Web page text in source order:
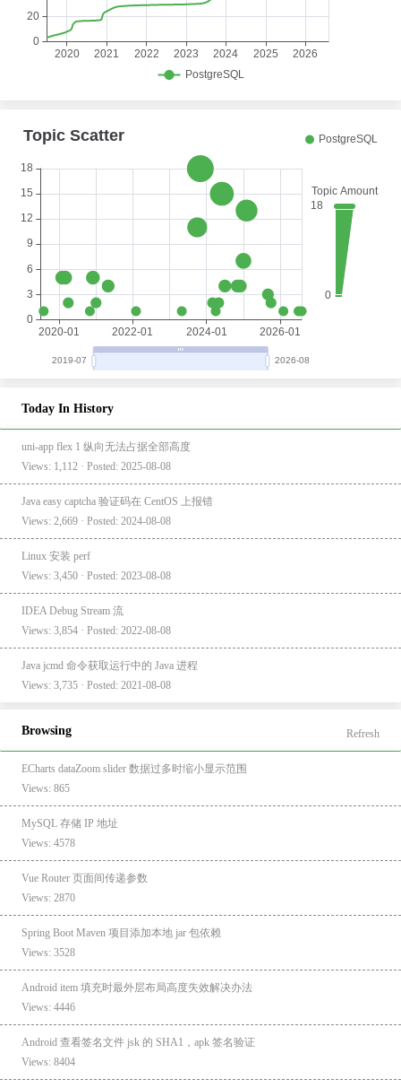
Today In History
uni-app flex 1 纵向无法占据全部高度
Views: 1,112 · Posted: 2025-08-08
Java easy captcha 验证码在 CentOS 上报错
Views: 2,669 · Posted: 2024-08-08
Linux 安装 perf
Views: 3,450 · Posted: 2023-08-08
IDEA Debug Stream 流
Views: 3,854 · Posted: 2022-08-08
Java jcmd 命令获取运行中的 Java 进程
Views: 3,735 · Posted: 2021-08-08
Browsing Refresh
ECharts dataZoom slider 数据过多时缩小显示范围
Views: 865
MySQL 存储 IP 地址
Views: 4578
Vue Router 页面间传递参数
Views: 2870
Spring Boot Maven 项目添加本地 jar 包依赖
Views: 3528
Android item 填充时最外层布局高度失效解决办法
Views: 4446
Android 查看签名文件 jsk 的 SHA1，apk 签名验证
Views: 8404